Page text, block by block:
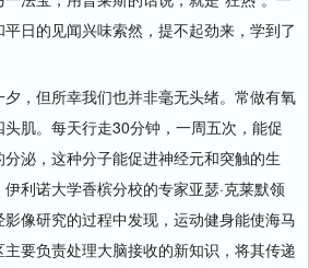
日的见闻兴味索然，提不起劲来，学到了
，但所幸我们也并非毫无头绪。常做有氧
肌。每天行走30分钟，一周五次，能促
泌，这种分子能促进神经元和突触的生
利诺大学香槟分校的专家亚瑟·克莱默领
像研究的过程中发现，运动健身能使海马
要负责处理大脑接收的新知识，将其传递